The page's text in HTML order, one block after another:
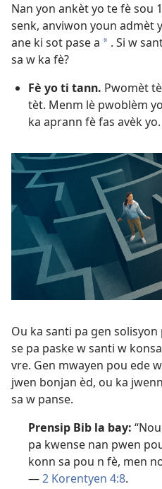
Nan yon ankèt yo te fè sou
senk, anviwon youn admèt
ane ki sot pase a a . Si w
sa w ka fè?
Fè yo ti tann. Pwomèt
tèt. Menm lè pwoblèm
ka aprann fè fas avèk yo.
Ou ka santi pa gen
se pa paske w santi w
vre. Gen mwayen pou ede
jwen bonjan èd, ou ka
sa w panse.
Prensip Bib la bay:
pa kwense nan pwen
konn sa pou n fè, men
—2 Korentyen 4:8.